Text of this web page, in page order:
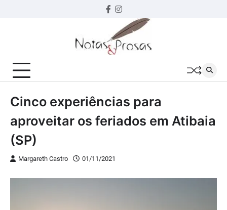
Facebook
instagram
Cinco experiências para
aproveitar os feriados em Atibaia
(SP)
Margareth Castro 01/11/2021